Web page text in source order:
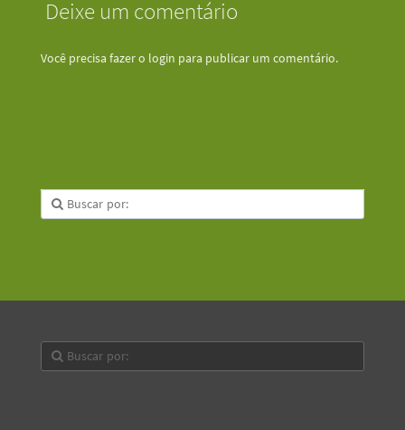
Deixe um comentário
Você precisa fazer o login para publicar um comentário.